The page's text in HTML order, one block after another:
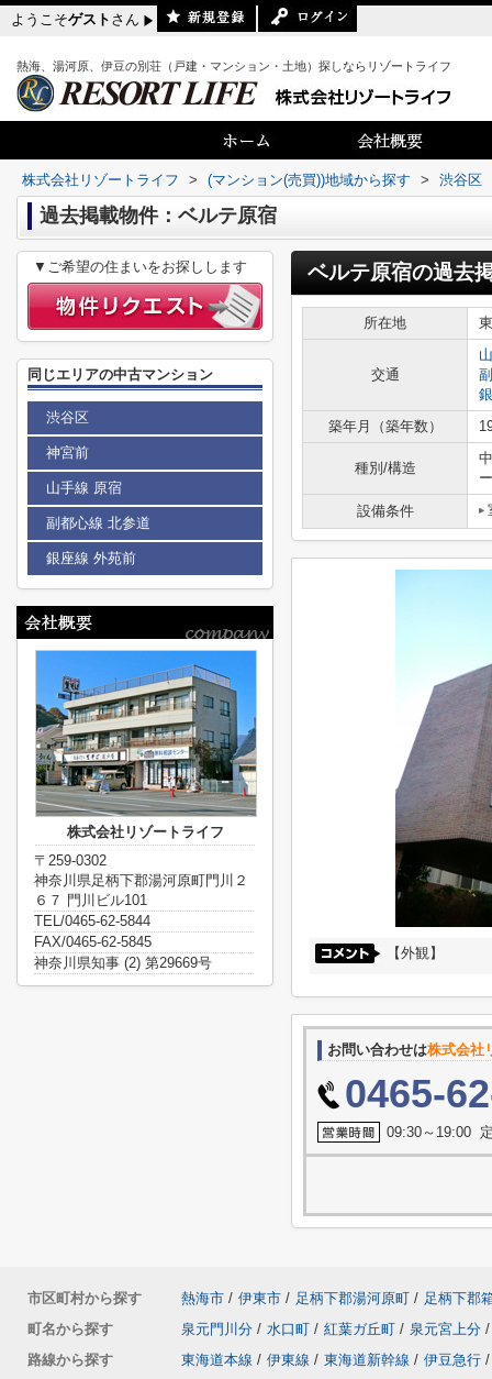
ようこそゲスト さん
熱海、湯河原、伊豆の別荘（戸建・マンション・土地）探しならリゾートライフ
株式会社リゾートライフ > (マンション(売買))地域から探す > 渋谷区
過去掲載物件：ベルテ原宿
ベルテ原宿の過去
所在地
交通
築年月（築年数）
種別/構造
設備条件
【外観】
お問い合わせは株式会社
0465-
09:30～19:00
▼ご希望の住まいをお探しします
同じエリアの中古マンション
渋谷区
神宮前
山手線 原宿
副都心線 北参道
銀座線 外苑前
株式会社リゾートライフ
〒259-0302
神奈川県足柄下郡湯河原町門川２
６７ 門川ビル101
TEL/0465-62-5844
FAX/0465-62-5845
神奈川県知事 (2) 第29669号
市区町村から探す 熱海市 / 伊東市 / 足柄下郡湯河原町 / 足柄下郡
町名から探す
泉元門川分 / 水口町 / 紅葉ガ丘町 / 泉元宮上分 /
路線から探す
東海道本線 / 伊東線 / 東海道新幹線 / 伊豆急行 /